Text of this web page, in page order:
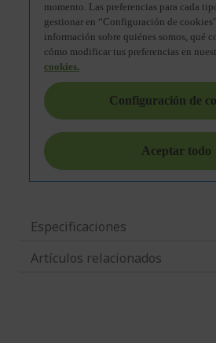
Especificaciones
Artículos relacionados